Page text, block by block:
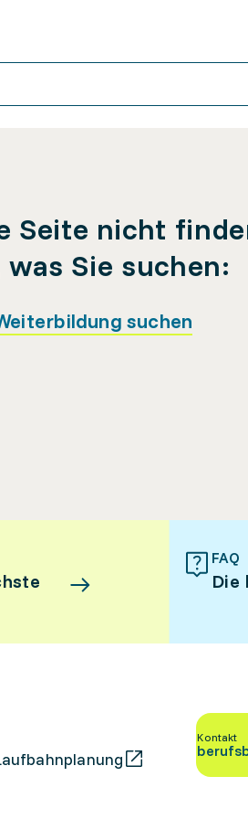
Seite nicht
Sie suchen:
suchen
FAQ
Die
Kontakt